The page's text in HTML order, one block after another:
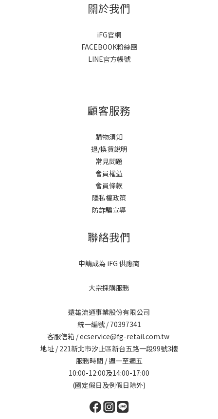
關於我們
iFG官網
FACEBOOK粉絲團
LINE官方帳號
顧客服務
購物須知
退/換貨說明
常見問題
會員權益
會員條款
隱私權政策
防詐騙宣導
聯絡我們
申請成為 iFG 供應商
大宗採購服務
遠雄流通事業股份有限公司
統一編號 / 70397341
客服信箱 / ecservice@fg-retail.com.tw
地址 / 221新北市汐止區新台五路一段99號3樓
服務時間 / 週一至週五
10:00-12:00及14:00-17:00
(國定假日及例假日除外)